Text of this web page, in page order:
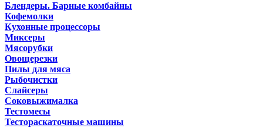
Блендеры. Барные комбайны
Кофемолки
Кухонные процессоры
Миксеры
Мясорубки
Овощерезки
Пилы для мяса
Рыбочистки
Слайсеры
Соковыжималка
Тестомесы
Тестораскаточные машины